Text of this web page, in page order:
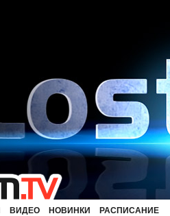
ВИДЕО НОВИНКИ РАСПИСАНИЕ